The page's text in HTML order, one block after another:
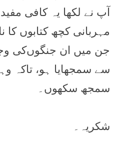
آپ نے لکھا یہ کافی
مہربانی کچھ کتابوں کا
جن میں ان جنگوں‌کی
سے سمجھایا ہو، تاکہ
سمجھ سکھوں۔
شکریہ۔